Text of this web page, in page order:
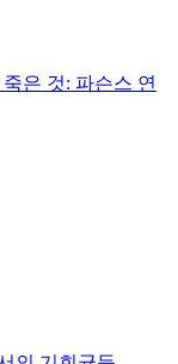
죽은 것: 파슨스 연